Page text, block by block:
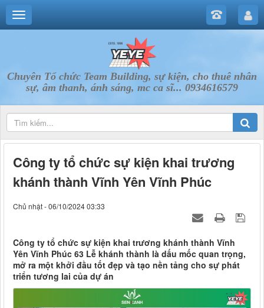
Chuyên Tổ chức Team Building, sự kiện, cho thuê nhân
sự, âm thanh, ánh sáng, mc ca sĩ... 0934616579
Công ty tổ chức sự kiện khai trương
khánh thành Vĩnh Yên Vĩnh Phúc
Chủ nhật - 06/10/2024 03:33
Công ty tổ chức sự kiện khai trương khánh thành Vĩnh
Yên Vĩnh Phúc 63 Lễ khánh thành là dấu mốc quan trọng,
mở ra một khởi đầu tốt đẹp và tạo nền tảng cho sự phát
triển tương lai của dự án